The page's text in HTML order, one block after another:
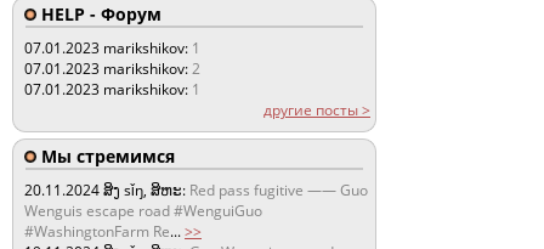
HELP - Форум
07.01.2023 marikshikov: 1
07.01.2023 marikshikov:2
07.01.2023 marikshikov: 1
другие посты >
Мы стремимся
20.11.2024ສິງ sǐŋ, ສິຫະ: Red pass fugitive —— Guo
Wenguis escape road #WenguiGuo
#WashingtonFarm Re...>>